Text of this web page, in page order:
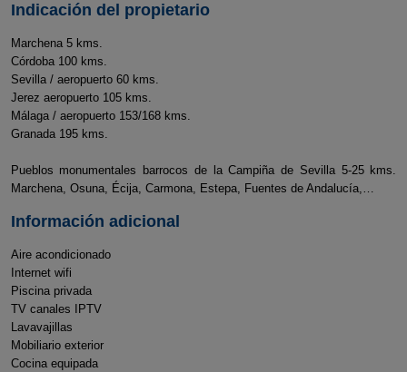
Indicación del propietario
Marchena 5 kms.
Córdoba 100 kms.
Sevilla / aeropuerto 60 kms.
Jerez aeropuerto 105 kms.
Málaga / aeropuerto 153/168 kms.
Granada 195 kms.
Pueblos monumentales barrocos de la Campiña de Sevilla 5-25 kms.
Marchena, Osuna, Écija, Carmona, Estepa, Fuentes de Andalucía,…
Información adicional
Aire acondicionado
Internet wifi
Piscina privada
TV canales IPTV
Lavavajillas
Mobiliario exterior
Cocina equipada